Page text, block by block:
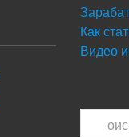
Как
Видео